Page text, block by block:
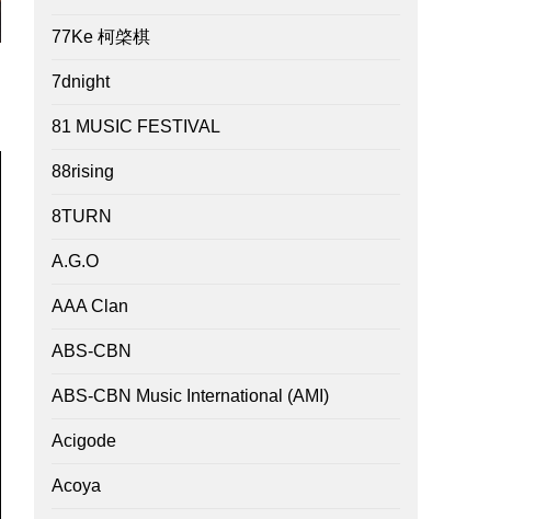
77Ke 柯棨棋
7dnight
81 MUSIC FESTIVAL
88rising
8TURN
A.G.O
AAA Clan
ABS-CBN
ABS-CBN Music International (AMI)
Acigode
Acoya